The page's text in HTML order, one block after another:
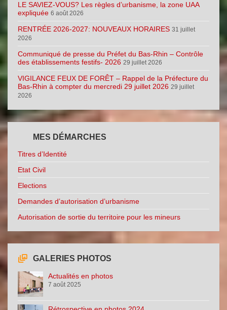
LE SAVIEZ-VOUS? Les règles d’urbanisme, la zone UAA
expliquée 6 août 2026
RENTRÉE 2026-2027: NOUVEAUX HORAIRES 31 juillet
2026
Communiqué de presse du Préfet du Bas-Rhin – Contrôle
des établissements festifs- 2026 29 juillet 2026
VIGILANCE FEUX DE FORÊT – Rappel de la Préfecture du
Bas-Rhin à compter du mercredi 29 juillet 2026 29 juillet
2026
MES DÉMARCHES
Titres d’Identité
Etat Civil
Elections
Demandes d’autorisation d’urbanisme
Autorisation de sortie du territoire pour les mineurs
GALERIES PHOTOS
Actualités en photos
7 août 2025